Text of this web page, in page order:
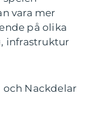
vara mer
på olika
infrastruktur
och Nackdelar